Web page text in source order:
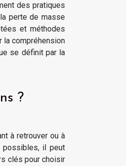
des pratiques
perte de masse
et méthodes
la compréhension
se définit par la
?
à retrouver ou à
possibles, il peut
clés pour choisir